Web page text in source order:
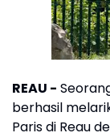
REAU -
berhasil
Paris di Reau